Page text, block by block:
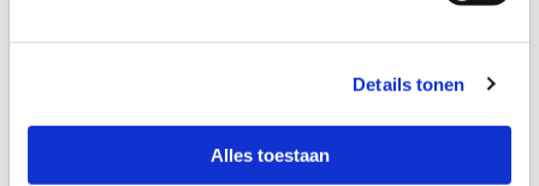
Details tonen
Alles toestaan